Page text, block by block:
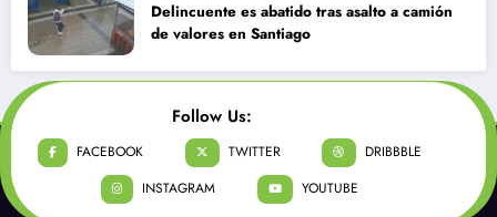
Delincuente es abatido tras asalto a camión
de valores en Santiago
Follow Us:
FACEBOOK TWITTER
DRIBBBLE
INSTAGRAM
YOUTUBE